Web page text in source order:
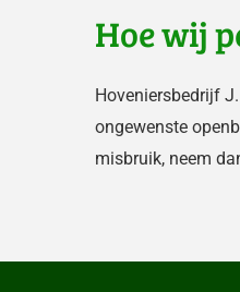
Hoe wij
Hoveniersbedrijf
ongewenste
misbruik, neem